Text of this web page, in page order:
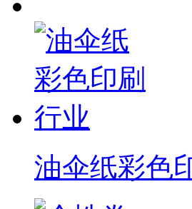
油伞纸彩色